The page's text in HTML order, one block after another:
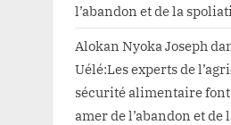
l’abandon et de la
Alokan Nyoka Joseph
Uélé:Les experts de
sécurité alimentaire
amer de l’abandon et de